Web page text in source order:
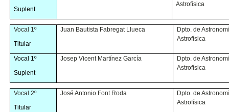
Suplent
Astrofísica
Vocal 1º
Titular
Juan Bautista Fabregat Llueca
Dpto. de
Astrofísica
Vocal 1º
Suplent
Josep Vicent Martínez García
Dpto. de
Astrofísica
Vocal 2º
Titular
José Antonio Font Roda
Dpto. de
Astrofísica